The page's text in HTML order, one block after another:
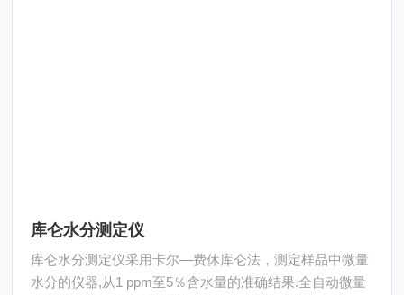
库仑水分测定仪
库仑水分测定仪采用卡尔—费休库仑法，测定样品中微量
水分的仪器,从1 ppm至5％含水量的准确结果.全自动微量